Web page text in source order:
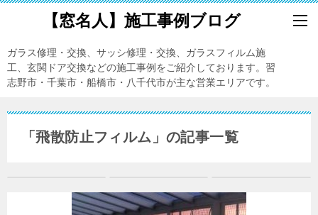
【窓名人】施工事例ブログ
ガラス修理・交換、サッシ修理・交換、ガラスフィルム施
工、玄関ドア交換などの施工事例をご紹介しております。習
志野市・千葉市・船橋市・八千代市が主な営業エリアです。
「飛散防止フィルム」の記事一覧